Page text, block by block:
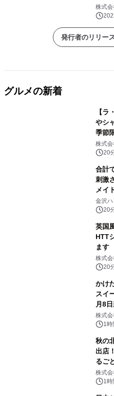
日限
ト』
株式会
発行者のリリー
グルメの新着
【ラ
やシ
季節
次登
株式
20
合計
刺激
メイ
10/4(
金沢
20
英国
HTT
ます
株式
20
かけ
スイ
月8
株式
1時
秋の
出店
るご
株式
1時